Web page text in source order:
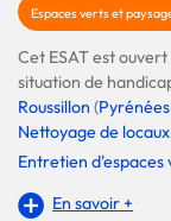
Espaces verts et
Cet ESAT est
situation de
Roussillon (
Nettoyage de locaux
Entretien d'espaces
En savoir +